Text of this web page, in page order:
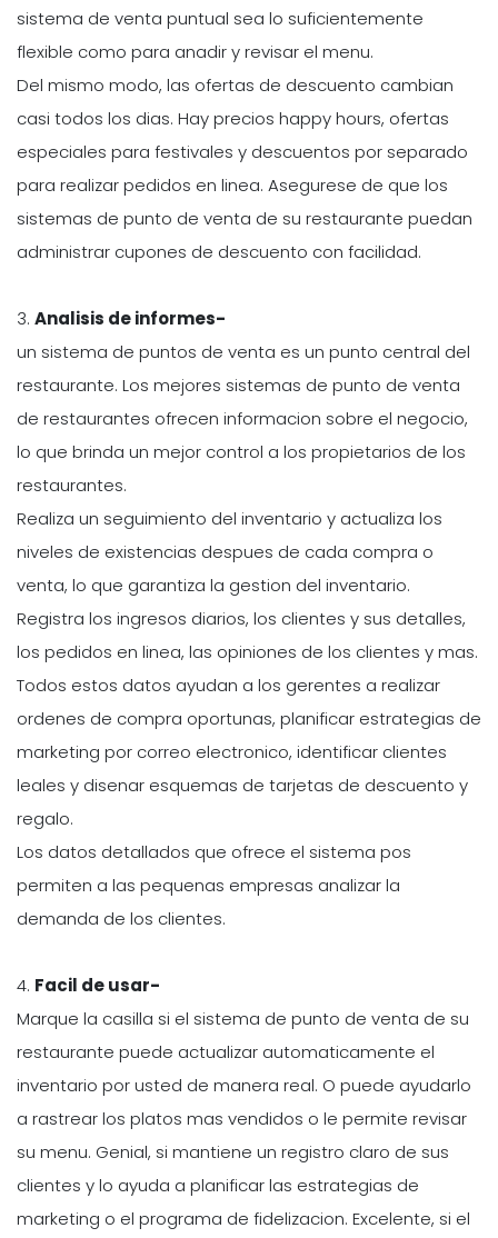
sistema de venta puntual sea lo suficientemente
flexible como para anadir y revisar el menu.
Del mismo modo, las ofertas de descuento cambian
casi todos los dias. Hay precios happy hours, ofertas
especiales para festivales y descuentos por separado
para realizar pedidos en linea. Asegurese de que los
sistemas de punto de venta de su restaurante puedan
administrar cupones de descuento con facilidad.
3. Analisis de informes-
un sistema de puntos de venta es un punto central del
restaurante. Los mejores sistemas de punto de venta
de restaurantes ofrecen informacion sobre el negocio,
lo que brinda un mejor control a los propietarios de los
restaurantes.
Realiza un seguimiento del inventario y actualiza los
niveles de existencias despues de cada compra o
venta, lo que garantiza la gestion del inventario.
Registra los ingresos diarios, los clientes y sus detalles,
los pedidos en linea, las opiniones de los clientes y mas.
Todos estos datos ayudan a los gerentes a realizar
ordenes de compra oportunas, planificar estrategias de
marketing por correo electronico, identificar clientes
leales y disenar esquemas de tarjetas de descuento y
regalo.
Los datos detallados que ofrece el sistema pos
permiten a las pequenas empresas analizar la
demanda de los clientes.
4. Facil de usar-
Marque la casilla si el sistema de punto de venta de su
restaurante puede actualizar automaticamente el
inventario por usted de manera real. O puede ayudarlo
a rastrear los platos mas vendidos o le permite revisar
su menu. Genial, si mantiene un registro claro de sus
clientes y lo ayuda a planificar las estrategias de
marketing o el programa de fidelizacion. Excelente, si el